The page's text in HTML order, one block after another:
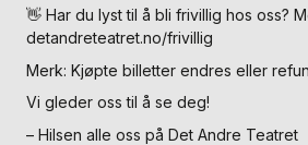
👋 Har du lyst til å bli frivillig hos oss?
detandreteatret.no/frivillig
Merk: Kjøpte billetter endres eller
Vi gleder oss til å se deg!
– Hilsen alle oss på Det Andre Teatret